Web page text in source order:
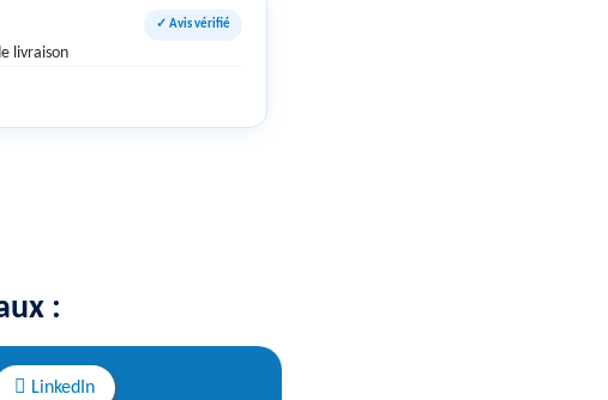
✓ Avis vérifié
livraison
:
LinkedIn